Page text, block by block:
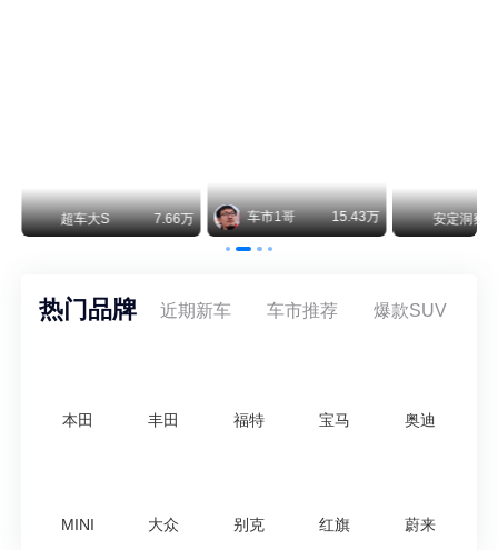
安定洞察 8.07万 智电出行 8.54万 智电出行
热门品牌 近期新车 车市推荐 爆款SUV
本田 丰田 福特 宝马 奥迪
MINI 大众 别克 红旗 蔚来